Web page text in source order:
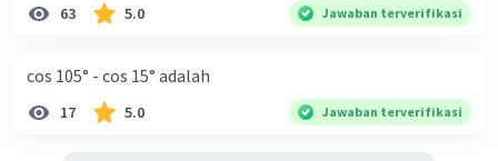
63 5.0 Jawaban terverifikasi
cos 105° - cos 15° adalah
17 5.0 Jawaban terverifikasi